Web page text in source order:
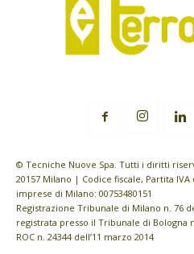
© Tecniche Nuove Spa. Tutti i diritti
20157 Milano | Codice fiscale, Partita
imprese di Milano: 00753480151
Registrazione Tribunale di Milano n. 76
registrata presso il Tribunale di Bologna
ROC n. 24344 dell’11 marzo 2014